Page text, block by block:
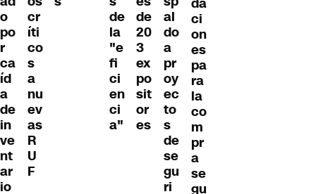
o
po
r
ca
íd
a
de
in
ve
nt
ar
io
cr
íti
co
s
a
nu
ev
as
R
U
F
de
la
"e
fi
ci
en
ci
a"
de
20
3
ex
po
sit
or
es
al
do
a
pr
oy
ec
to
s
de
se
gu
ri
ci
on
es
pa
ra
la
co
m
pr
a
se
gu